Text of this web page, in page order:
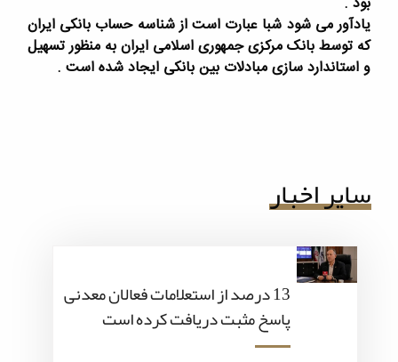
یادآور می شود شبا عبارت است از شناسه حساب بانکی ایران
که توسط بانک مرکزی جمهوری اسلامی ایران به منظور تسهیل
و استاندارد سازی مبادلات بین بانکی ایجاد شده است .
سایر اخبار
13 درصد از استعلامات فعالان معدنی
پاسخ مثبت دریافت کرده است